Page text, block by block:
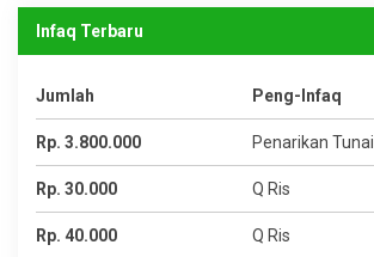
Infaq Terbaru
Jumlah Peng-Infaq
Rp. 3.800.000 Penarikan Tunai
Rp. 30.000 Q Ris
Rp. 40.000 Q Ris